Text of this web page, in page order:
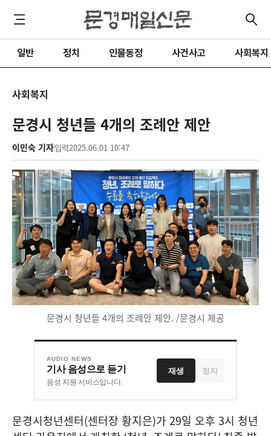
일반 정치 인물동정 사건사고 사회복지
사회복지
문경시 청년들 4개의 조례안 제안
이민숙 기자입력2025.06.01 10:47
문경시 청년들 4개의 조례안 제안. /문경시 제공
AUDIO NEWS
기사 음성으로 듣기
음성 지원 서비스입니다.
재생 정지
문경시청년센터(센터장 황지은)가 29일 오후 3시 청년